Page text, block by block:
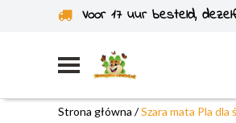
Voor 17 uur besteld,
Wysyłka z własnego
Strona główna /Szara mata Pla